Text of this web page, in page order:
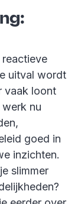
uitval wordt
vaak loont
nu
goed in
inzichten.
slimmer